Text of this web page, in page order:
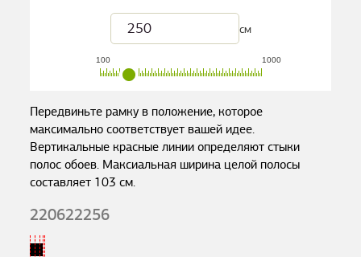
см
100 1000
Передвиньте рамку в положение, которое
максимально соответствует вашей идее.
Вертикальные красные линии определяют стыки
полос обоев. Максиальная ширина целой полосы
составляет 103 см.
220622256